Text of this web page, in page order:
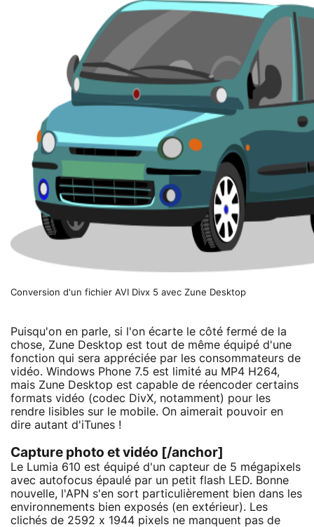
Conversion d'un fichier AVI Divx 5 avec Zune Desktop
Puisqu'on en parle, si l'on écarte le côté fermé de la
chose, Zune Desktop est tout de même équipé d'une
fonction qui sera appréciée par les consommateurs de
vidéo. Windows Phone 7.5 est limité au MP4 H264,
mais Zune Desktop est capable de réencoder certains
formats vidéo (codec DivX, notamment) pour les
rendre lisibles sur le mobile. On aimerait pouvoir en
dire autant d'iTunes !
Capture photo et vidéo [/anchor]
Le Lumia 610 est équipé d'un capteur de 5 mégapixels
avec autofocus épaulé par un petit flash LED. Bonne
nouvelle, l'APN s'en sort particulièrement bien dans les
environnements bien exposés (en extérieur). Les
clichés de 2592 x 1944 pixels ne manquent pas de